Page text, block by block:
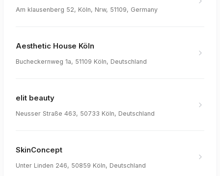
Am klausenberg 52, Köln, Nrw, 51109, Germany
Aesthetic House Köln
Bucheckernweg 1a, 51109 Köln, Deutschland
elit beauty
Neusser Straße 463, 50733 Köln, Deutschland
SkinConcept
Unter Linden 246, 50859 Köln, Deutschland